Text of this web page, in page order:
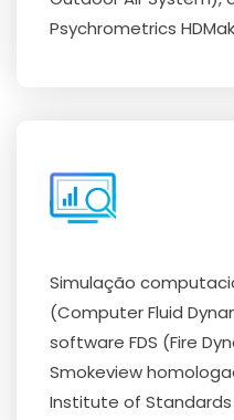
Psychrometrics
Simulação
(Computer Fluid
software FDS (Fire
Smokeview
Institute of